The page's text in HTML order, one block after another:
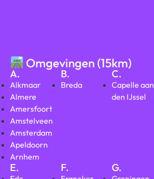
Omgevingen (15km)
A.
Alkmaar
Almere
Amersfoort
Amstelveen
Amsterdam
Apeldoorn
Arnhem
B.
Breda
C.
Capelle aan
den IJssel
E. F. G.